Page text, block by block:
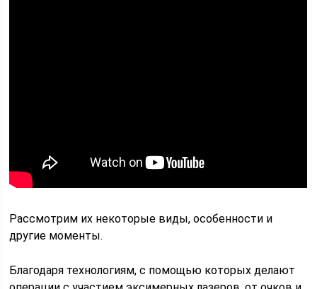
Рассмотрим их некоторые виды, особенности и
другие моменты.
Благодаря технологиям, с помощью которых делают